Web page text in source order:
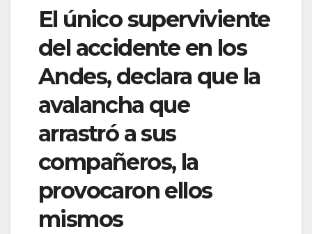
El único superviviente
del accidente en los
Andes, declara que la
avalancha que
arrastró a sus
compañeros, la
provocaron ellos
mismos